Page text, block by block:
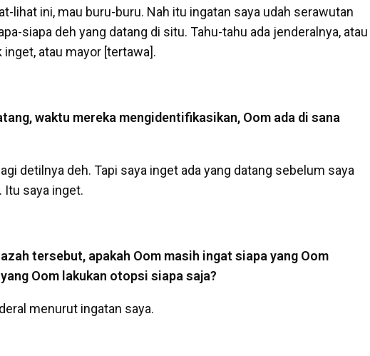
lihat ini, mau buru-buru. Nah itu ingatan saya udah serawutan
siapa deh yang datang di situ. Tahu-tahu ada jenderalnya, atau
inget, atau mayor [tertawa].
waktu mereka mengidentifikasikan, Oom ada di sana
detilnya deh. Tapi saya inget ada yang datang sebelum saya
Itu saya inget.
tersebut, apakah Oom masih ingat siapa yang Oom
Oom lakukan otopsi siapa saja?
menurut ingatan saya.